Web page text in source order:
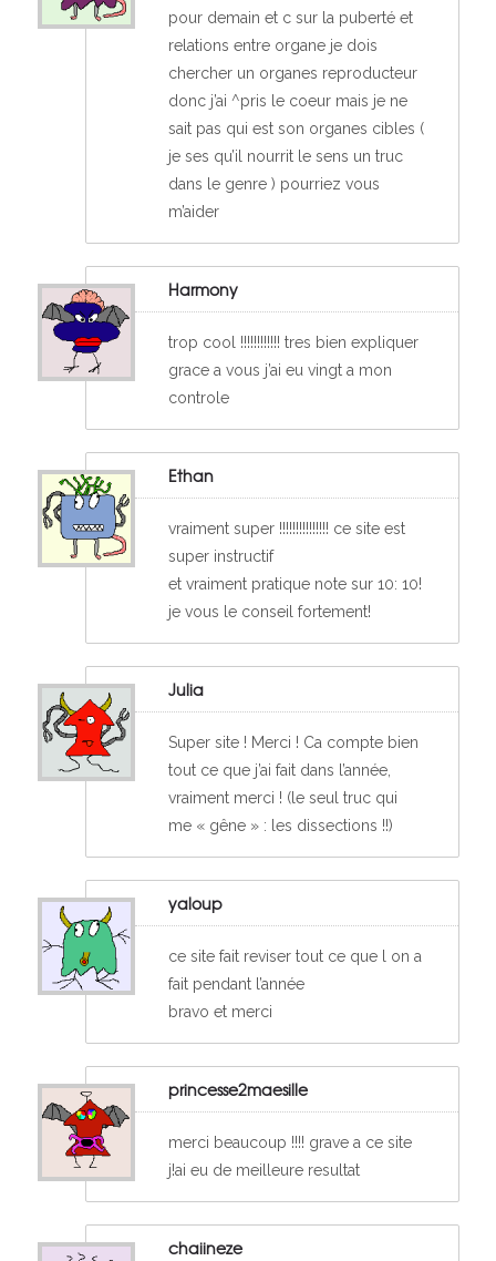
pour demain et c sur la puberté et
relations entre organe je dois
chercher un organes reproducteur
donc j’ai ^pris le coeur mais je ne
sait pas qui est son organes cibles (
je ses qu’il nourrit le sens un truc
dans le genre ) pourriez vous
m’aider
Harmony
trop cool !!!!!!!!!!!! tres bien expliquer
grace a vous j’ai eu vingt a mon
controle
Ethan
vraiment super !!!!!!!!!!!!!!! ce site est
super instructif
et vraiment pratique note sur 10: 10!
je vous le conseil fortement!
Julia
Super site ! Merci ! Ca compte bien
tout ce que j’ai fait dans l’année,
vraiment merci ! (le seul truc qui
me « gêne » : les dissections !!)
yaloup
ce site fait reviser tout ce que l on a
fait pendant l’année
bravo et merci
princesse2maesille
merci beaucoup !!!! grave a ce site
j!ai eu de meilleure resultat
chaiineze